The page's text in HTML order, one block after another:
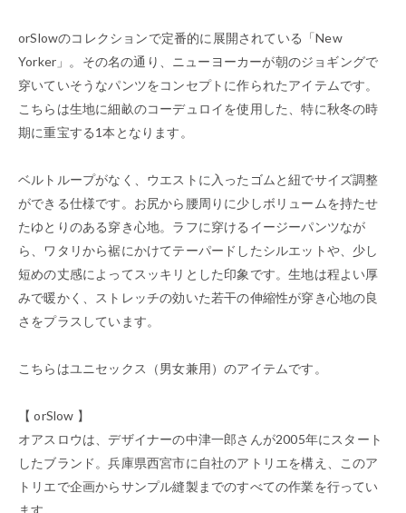
orSlowのコレクションで定番的に展開されている「New
Yorker」。その名の通り、ニューヨーカーが朝のジョギングで
穿いていそうなパンツをコンセプトに作られたアイテムです。
こちらは生地に細畝のコーデュロイを使用した、特に秋冬の時
期に重宝する1本となります。
ベルトループがなく、ウエストに入ったゴムと紐でサイズ調整
ができる仕様です。お尻から腰周りに少しボリュームを持たせ
たゆとりのある穿き心地。ラフに穿けるイージーパンツなが
ら、ワタリから裾にかけてテーパードしたシルエットや、少し
短めの丈感によってスッキリとした印象です。生地は程よい厚
みで暖かく、ストレッチの効いた若干の伸縮性が穿き心地の良
さをプラスしています。
こちらはユニセックス（男女兼用）のアイテムです。
【 orSlow 】
オアスロウは、デザイナーの中津一郎さんが2005年にスタート
したブランド。兵庫県西宮市に自社のアトリエを構え、このア
トリエで企画からサンプル縫製までのすべての作業を行ってい